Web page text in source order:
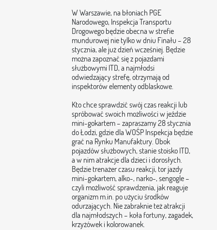
W Warszawie, na błoniach PGE
Narodowego, Inspekcja Transportu
Drogowego będzie obecna w strefie
mundurowej nie tylko w dniu Finału – 28
stycznia, ale już dzień wcześniej. Będzie
można zapoznać się z pojazdami
służbowymi ITD, a najmłodsi
odwiedzający strefę, otrzymają od
inspektorów elementy odblaskowe.
Kto chce sprawdzić swój czas reakcji lub
spróbować swoich możliwości w jeździe
mini-gokartem – zapraszamy 28 stycznia
do Łodzi, gdzie dla WOŚP Inspekcja będzie
grać na Rynku Manufaktury. Obok
pojazdów służbowych, stanie stoisko ITD,
a w nim atrakcje dla dzieci i dorosłych.
Będzie trenażer czasu reakcji, tor jazdy
mini-gokartem, alko-, narko-, sengogle –
czyli możliwość sprawdzenia, jak reaguje
organizm m.in. po użyciu środków
odurzających. Nie zabraknie też atrakcji
dla najmłodszych – koła fortuny, zagadek,
krzyżówek i kolorowanek.